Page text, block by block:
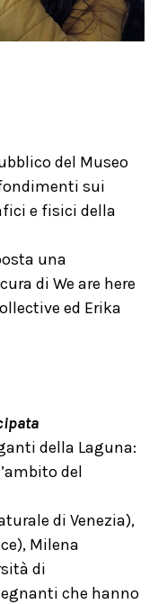
del Museo
sui
e fisici della
una
di We are here
ed Erika
della Laguna:
del
di Venezia),
Milena
di
che hanno